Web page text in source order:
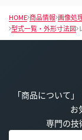
HOME 商品情報 画像処
型式一覧・外形寸法図
「商品について
お
専門の技